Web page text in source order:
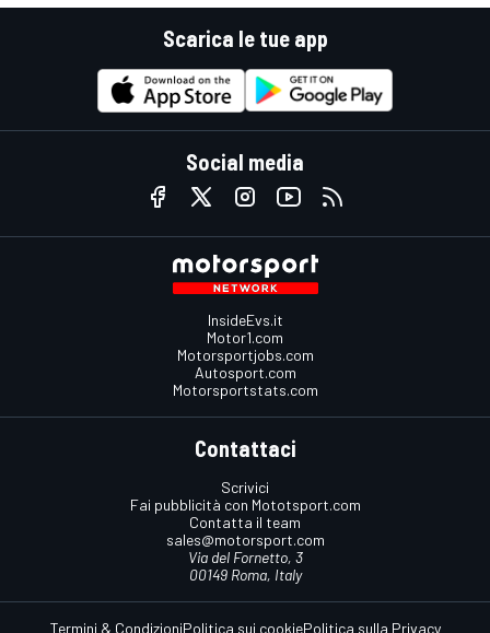
Scarica le tue app
Social media
InsideEvs.it
Motor1.com
Motorsportjobs.com
Autosport.com
Motorsportstats.com
Contattaci
Scrivici
Fai pubblicità con Mototsport.com
Contatta il team
sales@motorsport.com
Via del Fornetto, 3
00149 Roma, Italy
Termini & CondizioniPolitica sui cookiePolitica sulla Privacy